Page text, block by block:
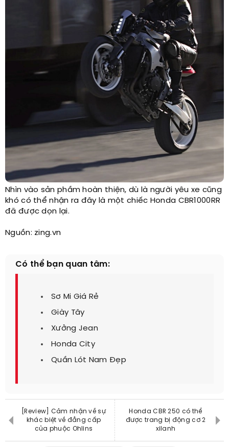
Nhìn vào sản phầm hoàn thiện, dù là người yêu xe cũng
khó có thể nhận ra đây là một chiếc Honda CBR1000RR
đã được dọn lại.​
Nguồn: zing.vn
Có thể bạn quan tâm:
Sơ Mi Giá Rẻ
Giày Tây
Xưởng Jean
Honda City
Quần Lót Nam Đẹp
[Review] Cảm nhận về sự
khác biệt về đẳng cấp
của phuộc Ohlins
Honda CBR 250 có thể
được trang bị động cơ 2
xilanh